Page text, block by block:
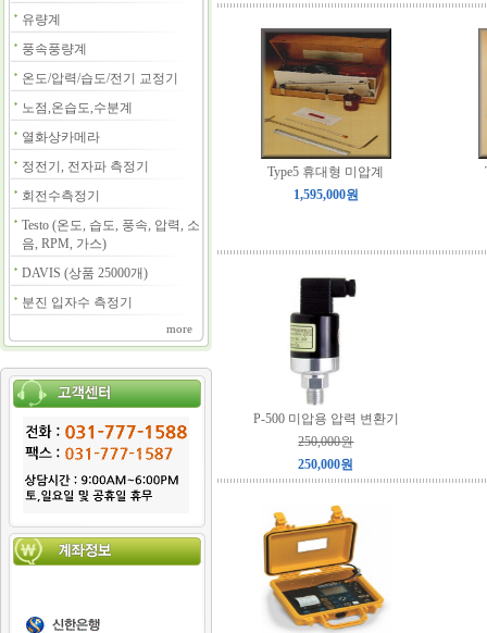
유량계
풍속풍량계
온도/압력/습도/전기 교정기
노점,온습도,수분계
열화상카메라
정전기, 전자파 측정기
회전수측정기
Testo (온도, 습도, 풍속, 압력, 소
음, RPM, 가스)
DAVIS (상품 25000개)
분진 입자수 측정기
more
Type5 휴대형 미압계
1,595,000원
P-500 미압용 압력 변환기
250,000원
250,000원